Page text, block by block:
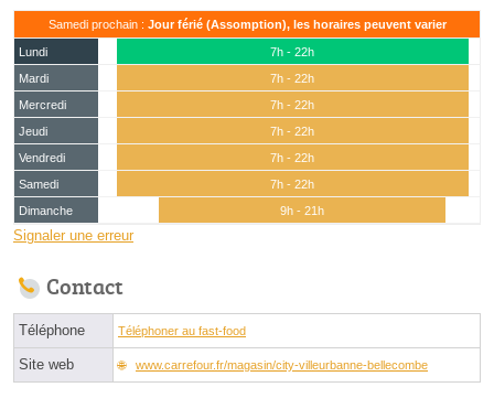
Samedi prochain : Jour férié (Assomption), les horaires peuvent varier
Lundi
7h - 22h
Mardi
7h - 22h
Mercredi
7h - 22h
Jeudi
7h - 22h
Vendredi
7h - 22h
Samedi
7h - 22h
Dimanche
9h - 21h
Signaler une erreur
Contact
Téléphone Téléphoner au fast-food
Site web www.carrefour.fr/magasin/city-villeurbanne-bellecombe